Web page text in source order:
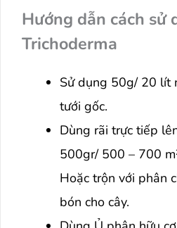
Hướng dẫn cách sử
Trichoderma
Sử dụng 50g/ 20 lít
tưới gốc.
Dùng rãi trực tiếp
500gr/ 500 – 700
Hoặc trộn với phân
bón cho cây.